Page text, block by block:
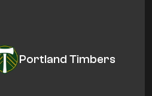
Portland Timbers